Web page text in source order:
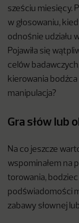
sześciu miesięcy.
w głosowaniu,
odnośnie udziału
Pojawiła się
celów
kierowania
manipulacja?
Gra słów lub
Na co jeszcze
wspominałem na
torowania,
podświadomości
zabawy słownej